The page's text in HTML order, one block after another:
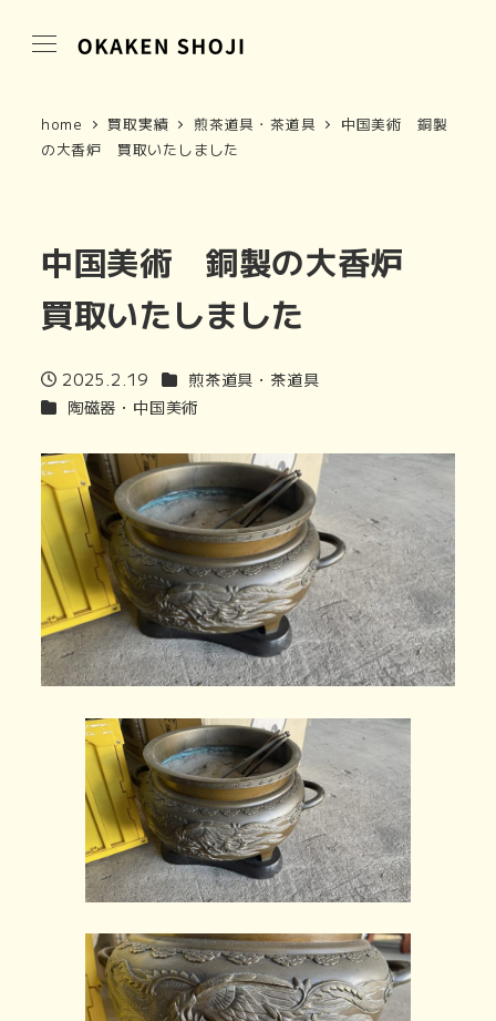
home 買取実績 煎茶道具・茶道具
中国美術 銅製
の大香炉 買取いたしました
中国美術 銅製の大香炉
買取いたしました
投稿日
2025.2.19 商品カテゴリ
煎茶道具・茶道具
商品カテゴリ
陶磁器・中国美術